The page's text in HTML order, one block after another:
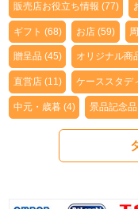
販売店お役立ち情報 (77)
ギフト (68) お店 (59)
贈呈品 (45) オリジナル商
直営店 (11) ケーススタデ
中元・歳暮 (4) 景品記念